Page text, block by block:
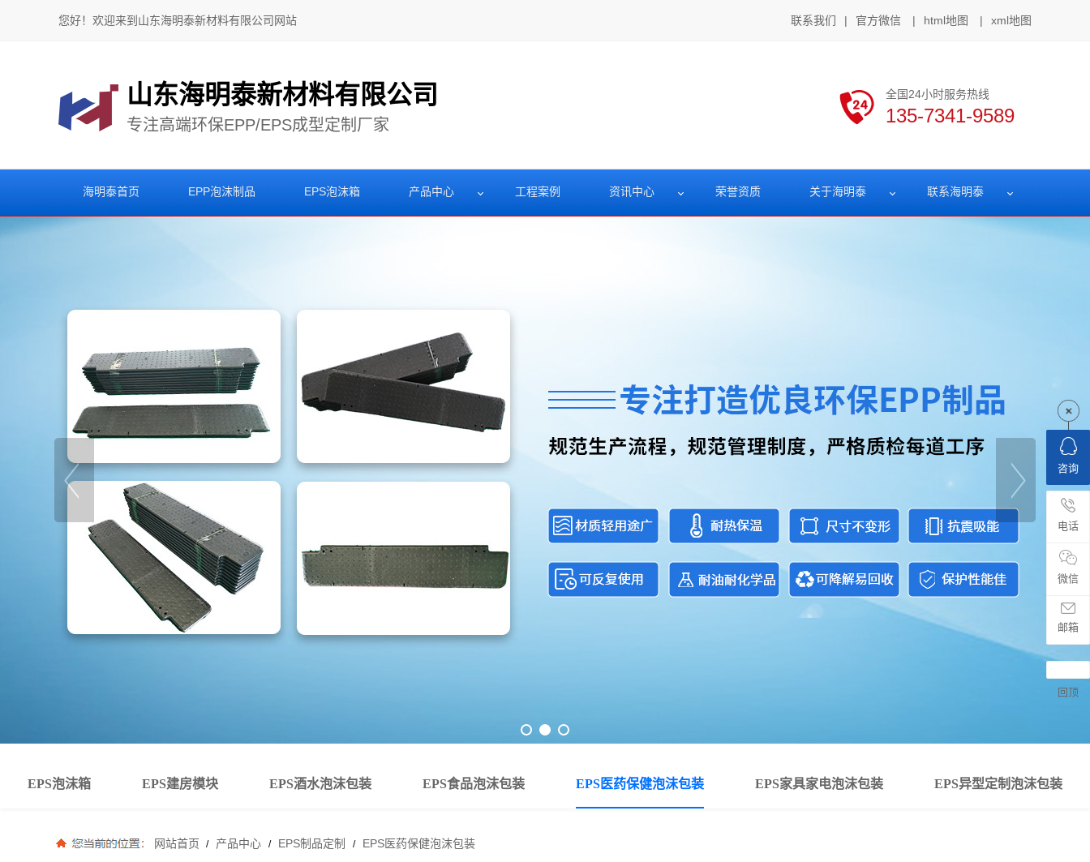
您好！欢迎来到山东海明泰新材料有限公司网站 联系我们 | 官方微信 | html地图 | xml地图
山东海明泰新材料有限公司
专注高端环保EPP/EPS成型定制厂家
全国24小时服务热线
135-7341-9589
海明泰首页 EPP泡沫制品 EPS泡沫箱 产品中心 工程案例 资讯中心 荣誉资质 关于海明泰 联系海明泰
EPS泡沫箱 EPS建房模块 EPS酒水泡沫包装 EPS食品泡沫包装 EPS医药保健泡沫包装 EPS家具家电泡沫包装 EPS异型定制泡沫包装
网站首页 / 产品中心 / EPS制品定制 / EPS医药保健泡沫包装
咨询
电话
微信
邮箱
回顶